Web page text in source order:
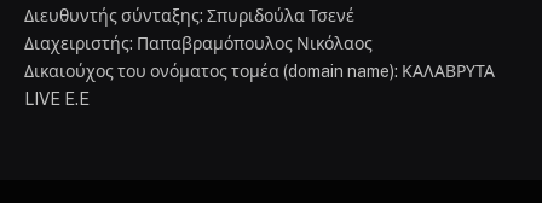
Διευθυντής σύνταξης: Σπυριδούλα Τσενέ
Διαχειριστής: Παπαβραμόπουλος Νικόλαος
Δικαιούχος του ονόματος τομέα (domain name): ΚΑΛΑΒΡΥΤΑ
LIVE E.E